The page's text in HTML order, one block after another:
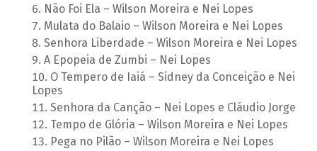
Não Foi Ela – Wilson Moreira e Nei Lopes
Mulata do Balaio – Wilson Moreira e Nei Lopes
Senhora Liberdade – Wilson Moreira e Nei Lopes
A Epopeia de Zumbi – Nei Lopes
O Tempero de Iaiá – Sidney da Conceição e Nei
Lopes
Senhora da Canção – Nei Lopes e Cláudio Jorge
Tempo de Glória – Wilson Moreira e Nei Lopes
Pega no Pilão – Wilson Moreira e Nei Lopes